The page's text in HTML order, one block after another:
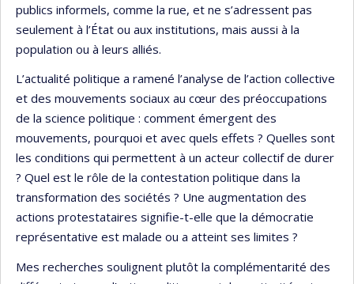
publics informels, comme la rue, et ne s’adressent pas
seulement à l’État ou aux institutions, mais aussi à la
population ou à leurs alliés.
L’actualité politique a ramené l’analyse de l’action collective
et des mouvements sociaux au cœur des préoccupations
de la science politique : comment émergent des
mouvements, pourquoi et avec quels effets ? Quelles sont
les conditions qui permettent à un acteur collectif de durer
? Quel est le rôle de la contestation politique dans la
transformation des sociétés ? Une augmentation des
actions protestataires signifie-t-elle que la démocratie
représentative est malade ou a atteint ses limites ?
Mes recherches soulignent plutôt la complémentarité des